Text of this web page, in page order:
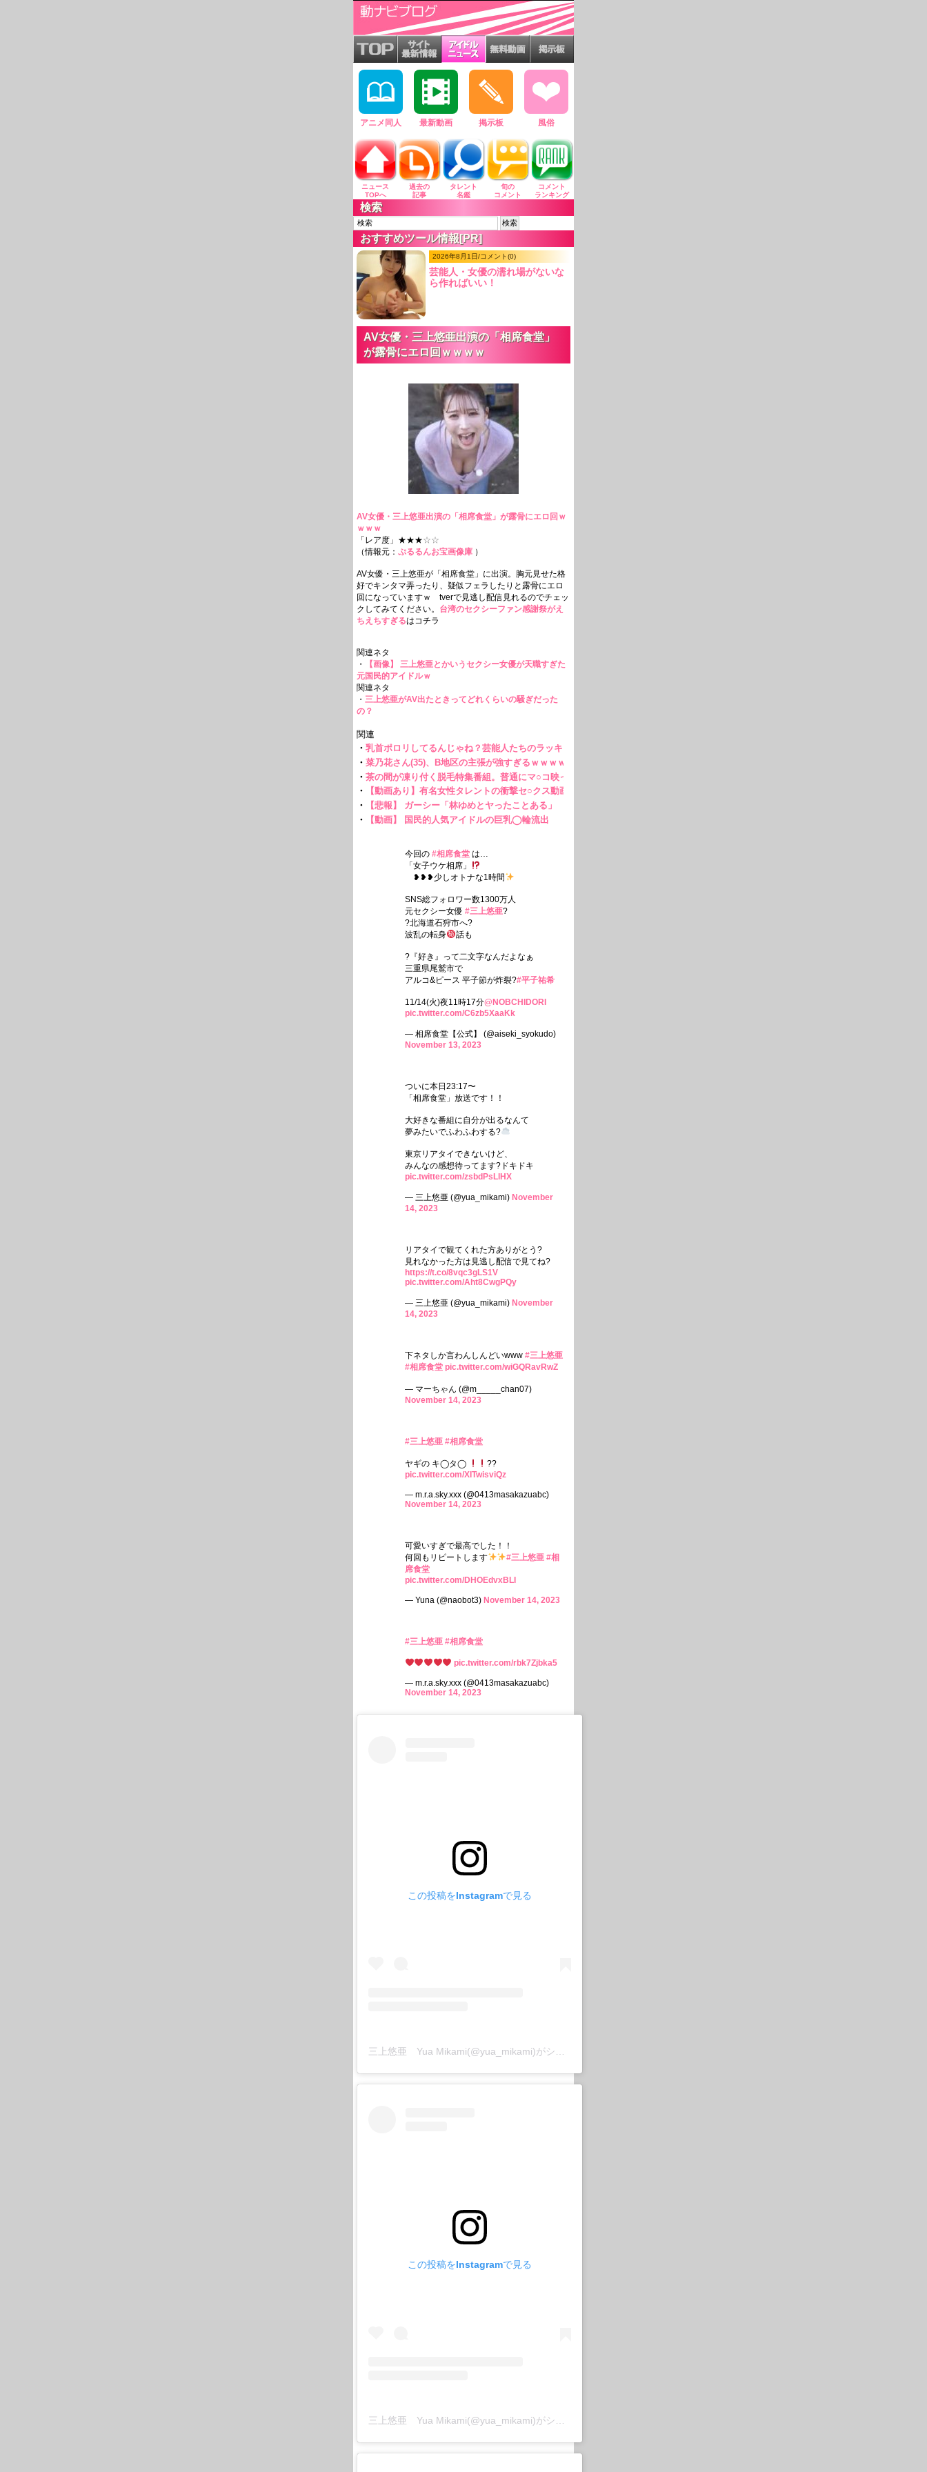
アニメ同人 最新動画 掲示板 風俗
ニュース
TOPへ
過去の
記事
タレント
名鑑
旬の
コメント
コメント
ランキング
検索
おすすめツール情報[PR]
2026年8月1日/コメント(0)
芸能人・女優の濡れ場がないな
ら作ればいい！
AV女優・三上悠亜出演の「相席食堂」
が露骨にエロ回ｗｗｗｗ
AV女優・三上悠亜出演の「相席食堂」が露骨にエロ回ｗ
ｗｗｗ
「レア度」★★★☆☆
（情報元： ぷるるんお宝画像庫 ）
AV女優・三上悠亜が「相席食堂」に出演。胸元見せた格
好でキンタマ弄ったり、疑似フェラしたりと露骨にエロ
回になっていますｗ tverで見逃し配信見れるのでチェッ
クしてみてください。 台湾のセクシーファン感謝祭がえ
ちえちすぎるはコチラ
関連ネタ
・
【画像】 三上悠亜とかいうセクシー女優が天職すぎた
元国民的アイドルｗ
関連ネタ
・ 三上悠亜がAV出たときってどれくらいの騒ぎだった
の？
今回の #相席食堂 は…
「女子ウケ相席」
❥❥❥少しオトナな1時間
SNS総フォロワー数1300万人
元セクシー女優 #三上悠亜?
?北海道石狩市へ?
波乱の転身
話も
?『好き』って二文字なんだよなぁ
三重県尾鷲市で
アルコ&ピース 平子節が炸裂?#平子祐希
11/14(火)夜11時17分@NOBCHIDORI
pic.twitter.com/C6zb5XaaKk
— 相席食堂【公式】 (@aiseki_syokudo)
November 13, 2023
ついに本日23:17〜
「相席食堂」放送です！！
大好きな番組に自分が出るなんて
夢みたいでふわふわする?
東京リアタイできないけど、
みんなの感想待ってます?ドキドキ
pic.twitter.com/zsbdPsLlHX
— 三上悠亜 (@yua_mikami) November
14, 2023
リアタイで観てくれた方ありがとう?
見れなかった方は見逃し配信で見てね?
https://t.co/8vqc3gLS1V
pic.twitter.com/Aht8CwgPQy
— 三上悠亜 (@yua_mikami) November
14, 2023
下ネタしか言わんしんどいwww #三上悠亜
#相席食堂 pic.twitter.com/wiGQRavRwZ
— マーちゃん (@m_____chan07)
November 14, 2023
#三上悠亜 #相席食堂
ヤギの キ◯タ◯
??
pic.twitter.com/XITwisviQz
— m.r.a.sky.xxx (@0413masakazuabc)
November 14, 2023
可愛いすぎで最高でした！！
何回もリピートします
#三上悠亜 #相
席食堂
pic.twitter.com/DHOEdvxBLI
— Yuna (@naobot3) November 14, 2023
#三上悠亜 #相席食堂
pic.twitter.com/rbk7Zjbka5
— m.r.a.sky.xxx (@0413masakazuabc)
November 14, 2023
この投稿をInstagramで見る
この投稿をInstagramで見る
三上悠亜 Yua Mikami(@yua_mikami)がシェアした投稿